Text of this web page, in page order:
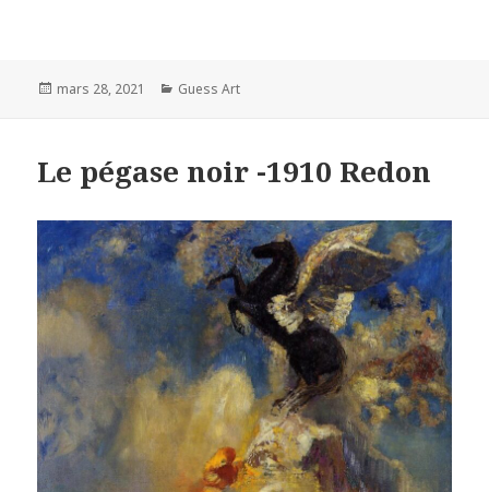
Posted
mars 28, 2021 Categories
Guess Art
Le pégase noir -1910 Redon